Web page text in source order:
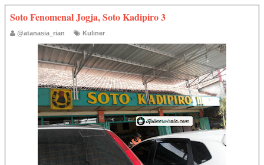
Soto Fenomenal Jogja, Soto Kadipiro 3
@atanasia_rian Kuliner